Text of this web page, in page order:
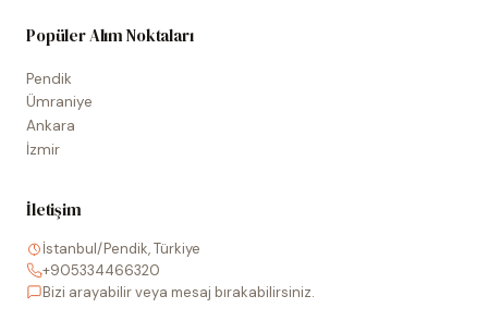
Popüler Alım Noktaları
Pendik
Ümraniye
Ankara
İzmir
İletişim
İstanbul/Pendik, Türkiye
+905334466320
Bizi arayabilir veya mesaj bırakabilirsiniz.